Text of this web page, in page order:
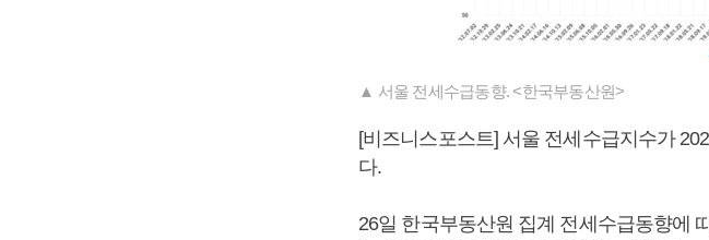
▲ 서울 전세수급동향. <한국부동산원>
[비즈니스포스트] 서울 전세수급지수가
다.
26일 한국부동산원 집계 전세수급동향에